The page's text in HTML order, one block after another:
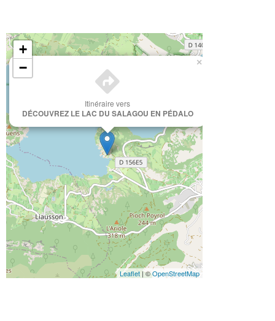
Itinéraire vers
DÉCOUVREZ LE LAC DU SALAGOU EN PÉDALO
×
+
−
Leaflet | ©OpenStreetMap